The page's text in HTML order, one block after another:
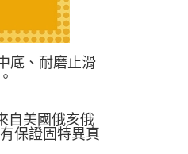
底、耐磨止滑
自美國俄亥俄
保證固特異真